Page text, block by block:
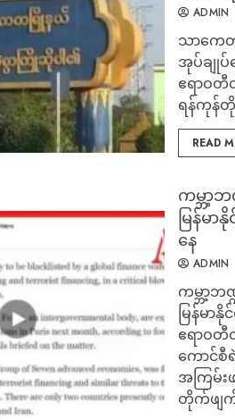
ADMIN
သာကေ
အုပ်ချု
ဧရာဝ
ရန်ကုန်တို
READ
ကမ္ဘာ့
မြန်မ
နေ
ADMIN
ကမ္ဘာ့ဘ
မြန်မာ
ဧရာဝ
ကောင်စီရဲ့
အကြမ်း
တိုက်ဖျ